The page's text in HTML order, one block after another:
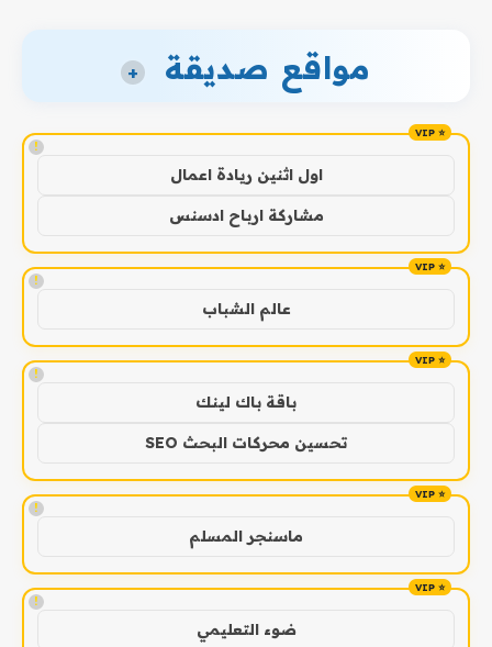
مواقع صديقة +
!
اول اثنين ريادة اعمال
مشاركة ارباح ادسنس
!
عالم الشباب
!
باقة باك لينك
تحسين محركات البحث SEO
!
ماسنجر المسلم
!
ضوء التعليمي